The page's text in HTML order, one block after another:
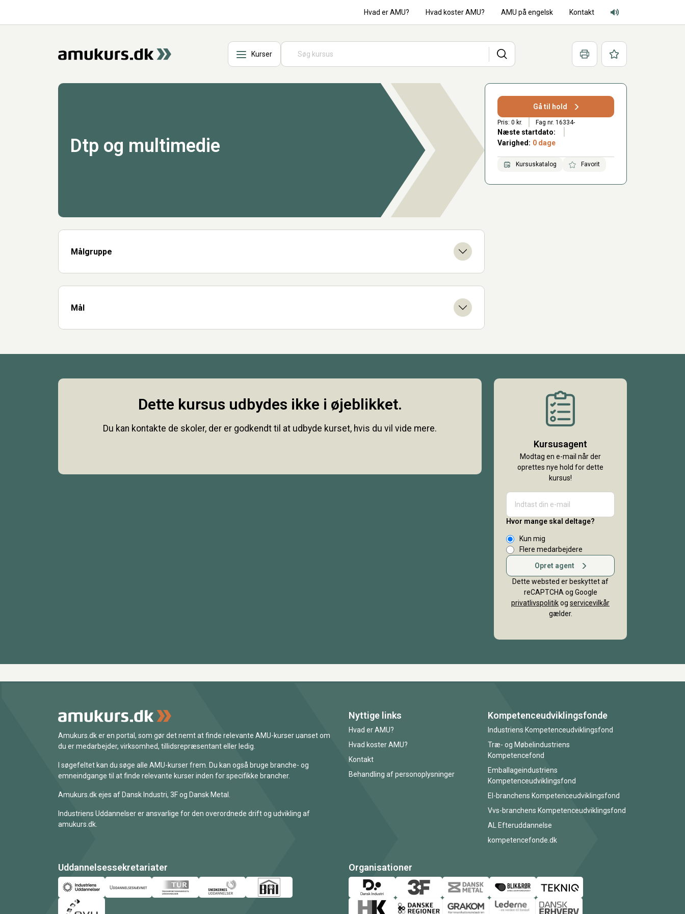
Hvad er AMU? Hvad koster AMU? AMU på engelsk Kontakt
Adgang for alle lyd
Kurser Søg Print Favoritter
Dtp og multimedie
Målgruppe
Mål
Gå til hold
Pris: 0 kr. Fag nr. 16334-
Næste startdato:
Varighed: 0 dage
Kursuskatalog Favorit
Dette kursus udbydes ikke i øjeblikket.
Du kan kontakte de skoler, der er godkendt til at udbyde kurset, hvis du vil vide mere.
Kursusagent
Modtag en e-mail når der
oprettes nye hold for dette
kursus!
Hvor mange skal deltage?
Kun mig
Flere medarbejdere
Opret agent
Dette websted er beskyttet af
reCAPTCHA og Google
privatlivspolitikog servicevilkår
gælder.
Amukurs.dk er en portal, som gør det nemt at finde relevante AMU-kurser uanset om
du er medarbejder, virksomhed, tillidsrepræsentant eller ledig.
I søgefeltet kan du søge alle AMU-kurser frem. Du kan også bruge branche- og
emneindgange til at finde relevante kurser inden for specifikke brancher.
Amukurs.dk ejes af Dansk Industri, 3F og Dansk Metal.
Industriens Uddannelser er ansvarlige for den overordnede drift og udvikling af
amukurs.dk.
Nyttige links
Hvad er AMU?
Hvad koster AMU?
Kontakt
Behandling af personoplysninger
Kompetenceudviklingsfonde
Industriens Kompetenceudviklingsfond
Træ- og Møbelindustriens
Kompetencefond
Emballageindustriens
Kompetenceudviklingsfond
El-branchens Kompetenceudviklingsfond
Vvs-branchens Kompetenceudviklingsfond
AL Efteruddannelse
kompetencefonde.dk
Uddannelsessekretariater Organisationer